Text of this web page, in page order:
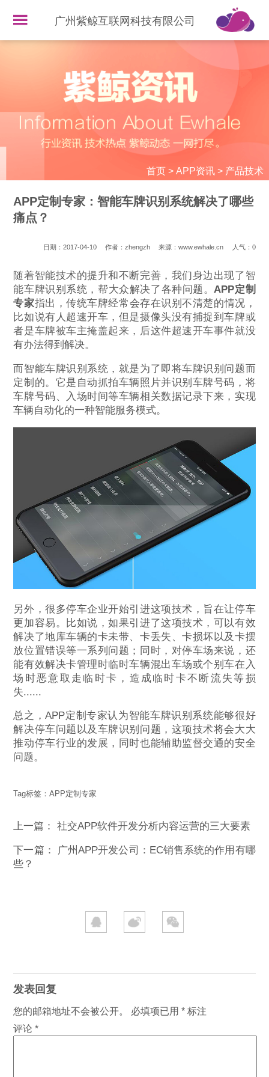
广州紫鲸互联网科技有限公司
首页> APP资讯> 产品技术
APP定制专家：智能车牌识别系统解决了哪些
痛点？
日期：2017-04-10 作者：zhengzh 来源：www.ewhale.cn 人气： 0
随着智能技术的提升和不断完善，我们身边出现了智
能车牌识别系统，帮大众解决了各种问题。APP定制
专家指出，传统车牌经常会存在识别不清楚的情况，
比如说有人超速开车，但是摄像头没有捕捉到车牌或
者是车牌被车主掩盖起来，后这件超速开车事件就没
有办法得到解决。
而智能车牌识别系统，就是为了即将车牌识别问题而
定制的。它是自动抓拍车辆照片并识别车牌号码，将
车牌号码、入场时间等车辆相关数据记录下来，实现
车辆自动化的一种智能服务模式。
另外，很多停车企业开始引进这项技术，旨在让停车
更加容易。比如说，如果引进了这项技术，可以有效
解决了地库车辆的卡未带、卡丢失、卡损坏以及卡摆
放位置错误等一系列问题；同时，对停车场来说，还
能有效解决卡管理时临时车辆混出车场或个别车在入
场时恶意取走临时卡，造成临时卡不断流失等损
失......
总之，APP定制专家认为智能车牌识别系统能够很好
解决停车问题以及车牌识别问题，这项技术将会大大
推动停车行业的发展，同时也能辅助监督交通的安全
问题。
Tag标签：APP定制专家
上一篇：社交APP软件开发分析内容运营的三大要素
下一篇：
广州APP开发公司：EC销售系统的作用有哪
些？
发表回复
您的邮箱地址不会被公开。 必填项已用* 标注
评论*